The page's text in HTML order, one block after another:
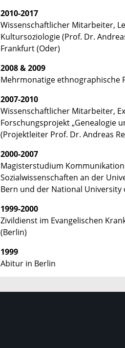
2010-2017
Wissenschaftlicher Mitarbeiter,
Kultursoziologie (Prof. Dr.
Frankfurt (Oder)
2008 & 2009
Mehrmonatige ethnographische
2007-2010
Wissenschaftlicher Mitarbeiter,
Forschungsprojekt „Genealogie
(Projektleiter Prof. Dr. Andreas
2000-2007
Magisterstudium
Sozialwissenschaften an der
Bern und der National University
1999-2000
Zivildienst im Evangelischen
(Berlin)
1999
Abitur in Berlin